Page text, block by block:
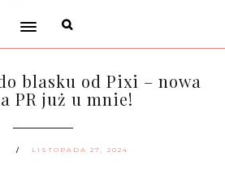
blasku od Pixi – nowa
PR już u mnie!
LISTOPADA 27, 2024